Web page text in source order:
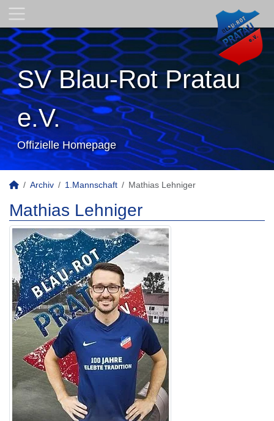
SV Blau-Rot Pratau
e.V.
Offizielle Homepage
Archiv 1.Mannschaft Mathias Lehniger
Mathias Lehniger